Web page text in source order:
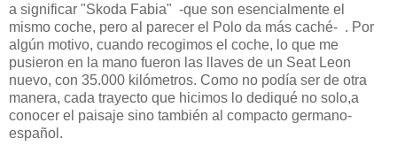
a significar "Skoda Fabia" -que son esencialmente el
mismo coche, pero al parecer el Polo da más caché- . Por
algún motivo, cuando recogimos el coche, lo que me
pusieron en la mano fueron las llaves de un Seat Leon
nuevo, con 35.000 kilómetros. Como no podía ser de otra
manera, cada trayecto que hicimos lo dediqué no solo,a
conocer el paisaje sino también al compacto germano-
español.